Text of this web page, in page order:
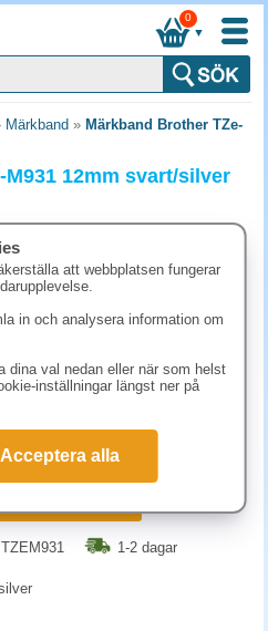
▼
0
Märkband » Märkband Brother TZe-
12mm svart/silver
kr (inkl. moms)
TZEM931 1-2 dagar
att webbplatsen fungerar
in och analysera information om
dina val nedan eller när som helst
inställningar längst ner på
Acceptera alla